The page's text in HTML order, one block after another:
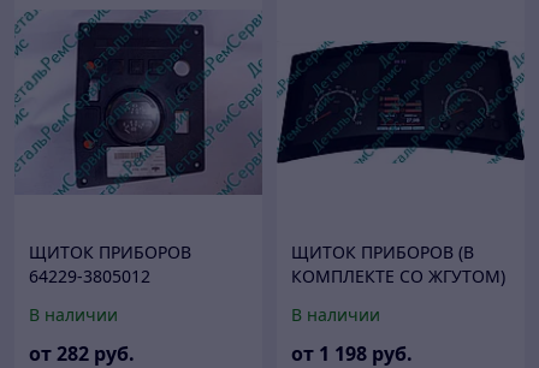
ЩИТОК ПРИБОРОВ
64229-3805012
В наличии
от282 руб.
ЩИТОК ПРИБОРОВ (В
КОМПЛЕКТЕ СО ЖГУТОМ)
В наличии
от 1 198 руб.